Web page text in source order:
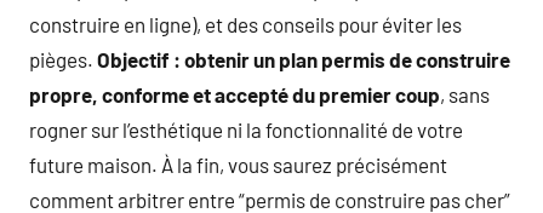
construire en ligne), et des conseils pour éviter les
pièges. Objectif : obtenir un plan permis de construire
propre, conforme et accepté du premier coup, sans
rogner sur l’esthétique ni la fonctionnalité de votre
future maison. À la fin, vous saurez précisément
comment arbitrer entre “permis de construire pas cher”